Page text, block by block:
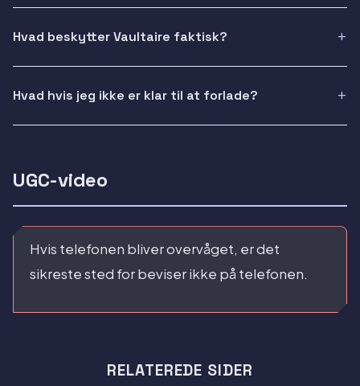
Hvad beskytter Vaultaire faktisk?
Hvad hvis jeg ikke er klar til at forlade?
UGC-video
Hvis telefonen bliver overvåget, er det
sikreste sted for beviser ikke på telefonen.
RELATEREDE SIDER